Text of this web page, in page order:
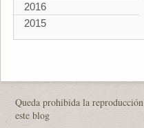
2016
2015
Queda prohibida la
este blog